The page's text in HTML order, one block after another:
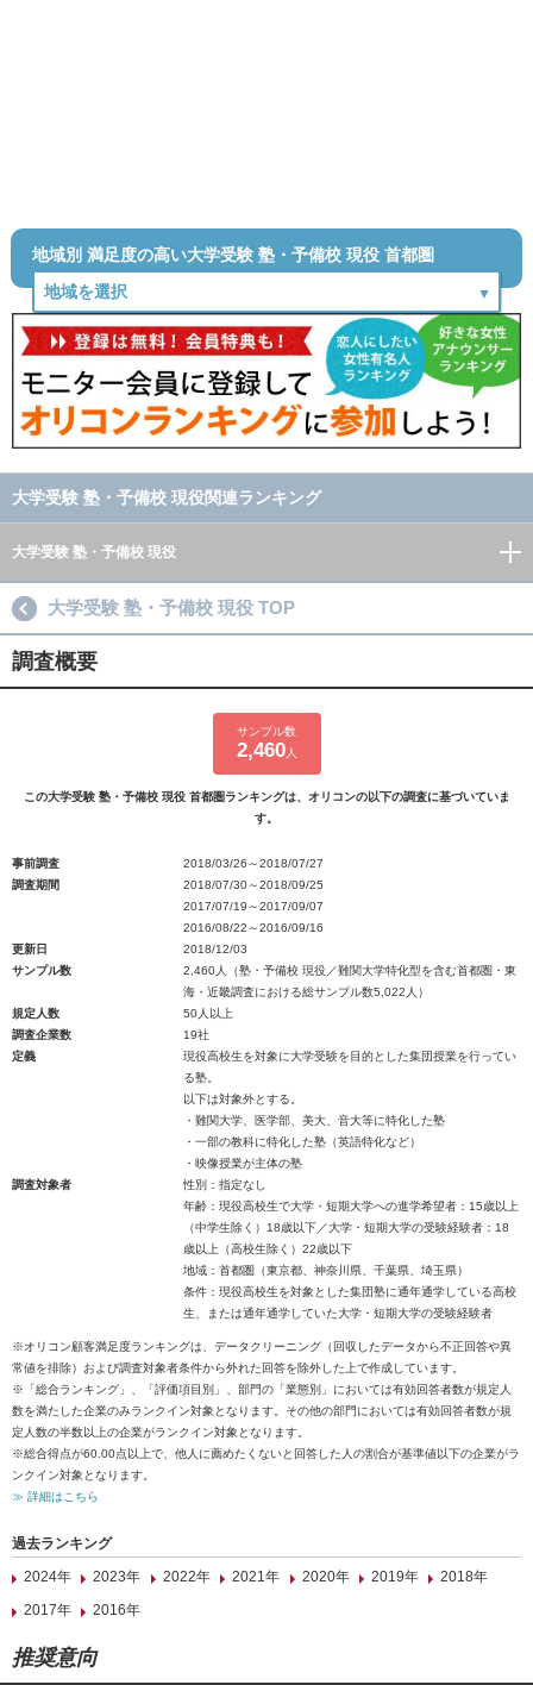
地域別 満足度の高い大学受験 塾・予備校 現役 首都圏
大学受験 塾・予備校 現役関連ランキング
大学受験 塾・予備校 現役
大学受験 塾・予備校 現役 TOP
調査概要
サンプル数
2,460人
この大学受験 塾・予備校 現役 首都圏ランキングは、オリコンの以下の調査に基づいていま
す。
事前調査
2018/03/26～2018/07/27
調査期間
2018/07/30～2018/09/25
2017/07/19～2017/09/07
2016/08/22～2016/09/16
更新日
2018/12/03
サンプル数
2,460人（塾・予備校 現役／難関大学特化型を含む首都圏・東
海・近畿調査における総サンプル数5,022人）
規定人数
50人以上
調査企業数
19社
定義
現役高校生を対象に大学受験を目的とした集団授業を行ってい
る塾。
以下は対象外とする。
・難関大学、医学部、美大、音大等に特化した塾
・一部の教科に特化した塾（英語特化など）
・映像授業が主体の塾
調査対象者
性別：指定なし
年齢：現役高校生で大学・短期大学への進学希望者：15歳以上
（中学生除く）18歳以下／大学・短期大学の受験経験者：18
歳以上（高校生除く）22歳以下
地域：首都圏（東京都、神奈川県、千葉県、埼玉県）
条件：現役高校生を対象とした集団塾に通年通学している高校
生、または通年通学していた大学・短期大学の受験経験者
※オリコン顧客満足度ランキングは、データクリーニング（回収したデータから不正回答や異
常値を排除）および調査対象者条件から外れた回答を除外した上で作成しています。
※「総合ランキング」、「評価項目別」、部門の「業態別」においては有効回答者数が規定人
数を満たした企業のみランクイン対象となります。その他の部門においては有効回答者数が規
定人数の半数以上の企業がランクイン対象となります。
※総合得点が60.00点以上で、他人に薦めたくないと回答した人の割合が基準値以下の企業がラ
ンクイン対象となります。
≫ 詳細はこちら
過去ランキング
2024年
2023年 2022年 2021年 2020年 2019年
2018年
2017年
2016年
推奨意向